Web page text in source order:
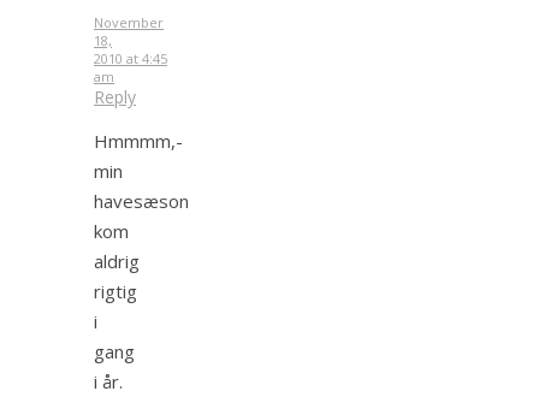
November
18,
2010 at 4:45
am
Reply
Hmmmm,-
min
havesæson
kom
aldrig
rigtig
i
gang
i år.